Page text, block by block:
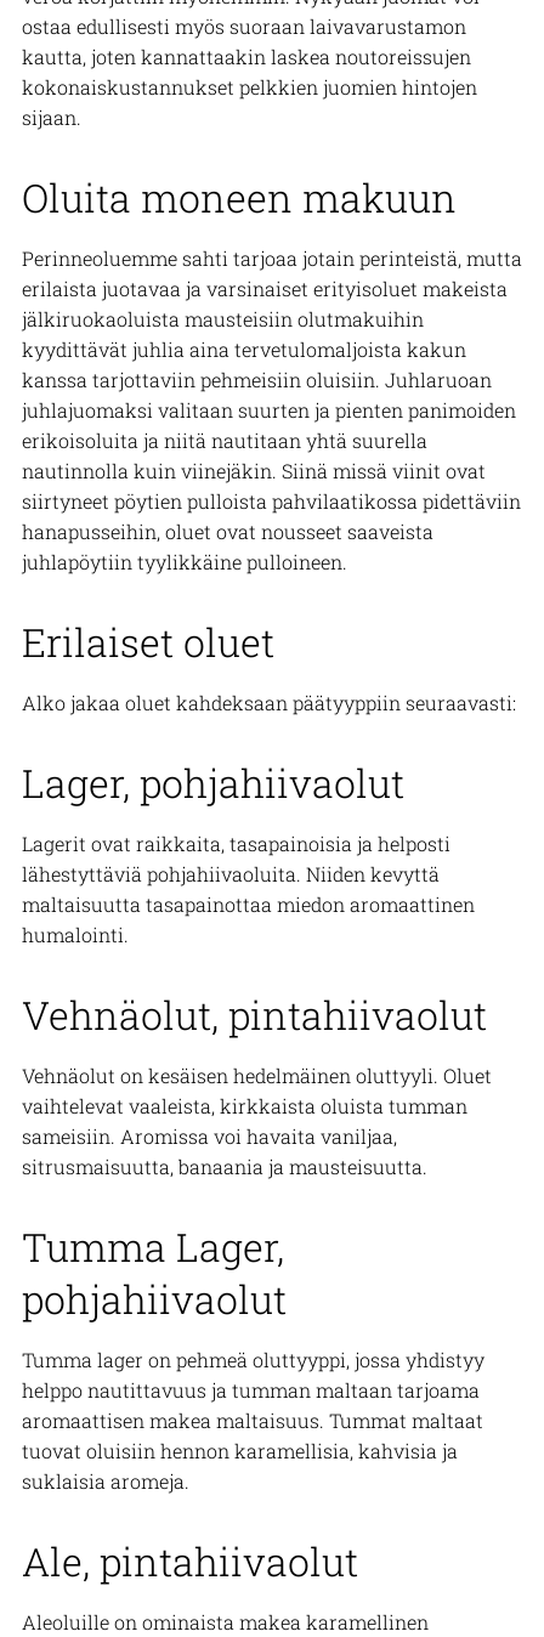
ostaa edullisesti myös suoraan laivavarustamon
kautta, joten kannattaakin laskea noutoreissujen
kokonaiskustannukset pelkkien juomien hintojen
sijaan.
Oluita moneen makuun
Perinneoluemme sahti tarjoaa jotain perinteistä, mutta
erilaista juotavaa ja varsinaiset erityisoluet makeista
jälkiruokaoluista mausteisiin olutmakuihin
kyydittävät juhlia aina tervetulomaljoista kakun
kanssa tarjottaviin pehmeisiin oluisiin. Juhlaruoan
juhlajuomaksi valitaan suurten ja pienten panimoiden
erikoisoluita ja niitä nautitaan yhtä suurella
nautinnolla kuin viinejäkin. Siinä missä viinit ovat
siirtyneet pöytien pulloista pahvilaatikossa pidettäviin
hanapusseihin, oluet ovat nousseet saaveista
juhlapöytiin tyylikkäine pulloineen.
Erilaiset oluet
Alko jakaa oluet kahdeksaan päätyyppiin seuraavasti:
Lager, pohjahiivaolut
Lagerit ovat raikkaita, tasapainoisia ja helposti
lähestyttäviä pohjahiivaoluita. Niiden kevyttä
maltaisuutta tasapainottaa miedon aromaattinen
humalointi.
Vehnäolut, pintahiivaolut
Vehnäolut on kesäisen hedelmäinen oluttyyli. Oluet
vaihtelevat vaaleista, kirkkaista oluista tumman
sameisiin. Aromissa voi havaita vaniljaa,
sitrusmaisuutta, banaania ja mausteisuutta.
Tumma Lager,
pohjahiivaolut
Tumma lager on pehmeä oluttyyppi, jossa yhdistyy
helppo nautittavuus ja tumman maltaan tarjoama
aromaattisen makea maltaisuus. Tummat maltaat
tuovat oluisiin hennon karamellisia, kahvisia ja
suklaisia aromeja.
Ale, pintahiivaolut
Aleoluille on ominaista makea karamellinen